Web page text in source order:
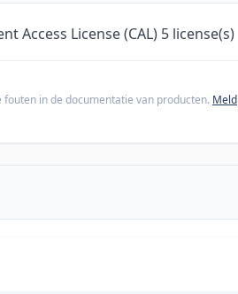
Access License (CAL) 5 license(s)
in de documentatie van producten. Meld